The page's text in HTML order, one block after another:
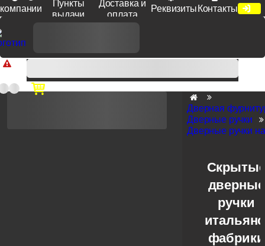
компании
Пункты
выдачи
Доставка и
оплата
Реквизиты Контакты
Доп. скидка от цен на сайте 7% при заказе от 50 тыс. руб
продукции Venezia, Fratelli, Tupai, Extreza, Melodia, Forme при
оплате по счету.
Дверная
Дверные ручки
Дверные ручки на
дверные
ручки
фабрики